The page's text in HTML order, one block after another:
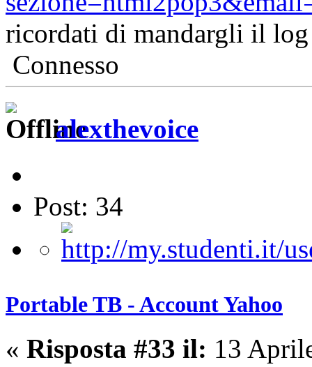
ricordati di mandargli il log
Connesso
alexthevoice
Post: 34
Portable TB - Account Yahoo
« Risposta #33 il: 13